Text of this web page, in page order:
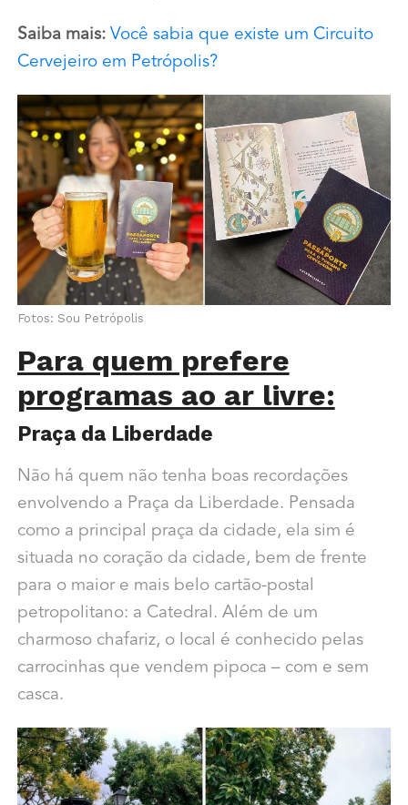
Saiba mais: Você sabia que existe um Circuito
Cervejeiro em Petrópolis?
Fotos: Sou Petrópolis
Para quem prefere
programas ao ar livre:
Praça da Liberdade
Não há quem não tenha boas recordações
envolvendo a Praça da Liberdade. Pensada
como a principal praça da cidade, ela sim é
situada no coração da cidade, bem de frente
para o maior e mais belo cartão-postal
petropolitano: a Catedral. Além de um
charmoso chafariz, o local é conhecido pelas
carrocinhas que vendem pipoca – com e sem
casca.